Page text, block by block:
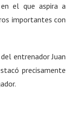
el que aspira a
importantes con
entrenador Juan
precisamente